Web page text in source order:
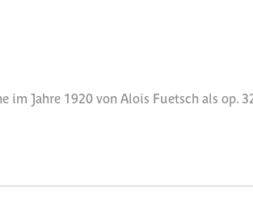
im Jahre 1920 von Alois Fuetsch als op.